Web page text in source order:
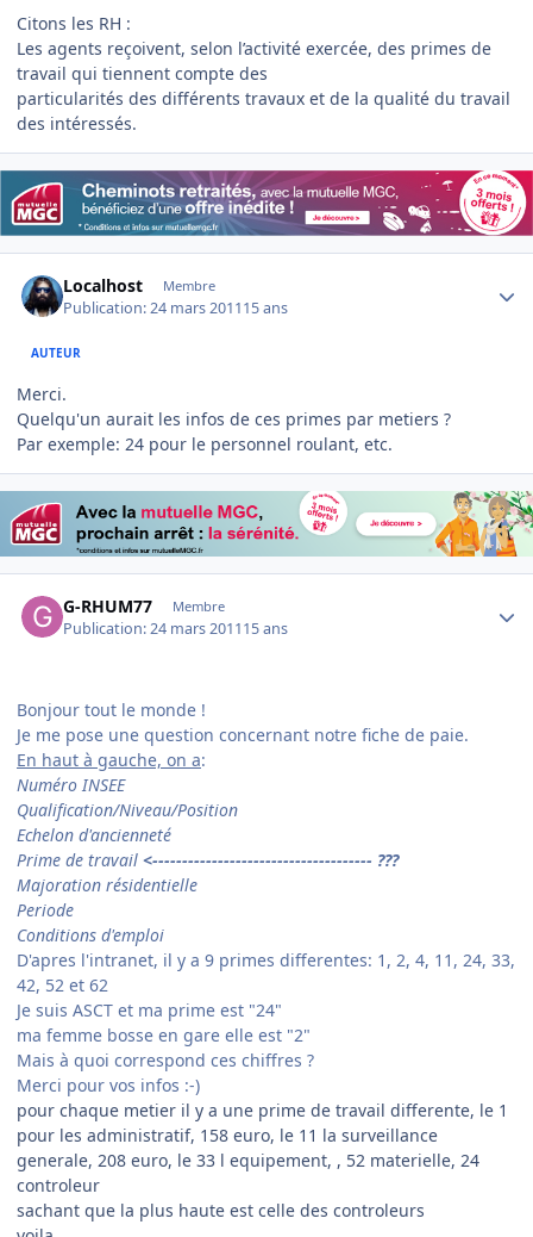
Citons les RH :
Les agents reçoivent, selon l’activité exercée, des primes de
travail qui tiennent compte des
particularités des différents travaux et de la qualité du travail
des intéressés.
Localhost Membre
Publication:24 mars 201115 ans
AUTEUR
Merci.
Quelqu'un aurait les infos de ces primes par metiers ?
Par exemple: 24 pour le personnel roulant, etc.
G-RHUM77 Membre
Publication:24 mars 201115 ans
Bonjour tout le monde !
Je me pose une question concernant notre fiche de paie.
En haut à gauche, on a:
Numéro INSEE
Qualification/Niveau/Position
Echelon d'ancienneté
Prime de travail <------------------------------------- ???
Majoration résidentielle
Periode
Conditions d'emploi
D'apres l'intranet, il y a 9 primes differentes: 1, 2, 4, 11, 24, 33,
42, 52 et 62
Je suis ASCT et ma prime est "24"
ma femme bosse en gare elle est "2"
Mais à quoi correspond ces chiffres ?
Merci pour vos infos :-)
pour chaque metier il y a une prime de travail differente, le 1
pour les administratif, 158 euro, le 11 la surveillance
generale, 208 euro, le 33 l equipement, , 52 materielle, 24
controleur
sachant que la plus haute est celle des controleurs